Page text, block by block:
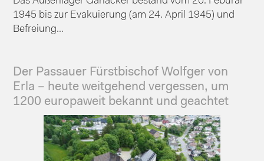
1945 bis zur Evakuierung (am 24. April 1945) und
Befreiung...
Der Passauer Fürstbischof Wolfger von
Erla – heute weitgehend vergessen, um
1200 europaweit bekannt und geachtet